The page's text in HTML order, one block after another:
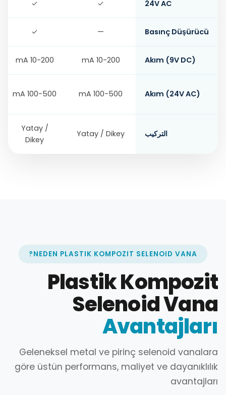
24V AC
✓
✓
Basınç Düşürücü
—
✓
Akım (9V DC)
10-200 mA
10-200 mA
Akım (24V AC)
100-500 mA
100-500 mA
التركيب Yatay / Dikey
Yatay /
Dikey
NEDEN PLASTIK KOMPOZIT SELENOID VANA?
Plastik Kompozit
Selenoid Vana
Avantajları
Geleneksel metal ve pirinç selenoid vanalara
göre üstün performans, maliyet ve dayanıklılık
avantajları